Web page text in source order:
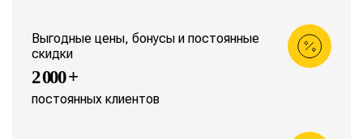
Выгодные цены, бонусы и постоянные
скидки
2 000 +
постоянных клиентов